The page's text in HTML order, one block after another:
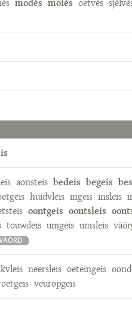
aonsteis bedeis begeis
huidvleis ingeis insleis
oontgeis oontsleis
touwdeis umgeis umsleis
neersleis oeteingeis
veuropgeis